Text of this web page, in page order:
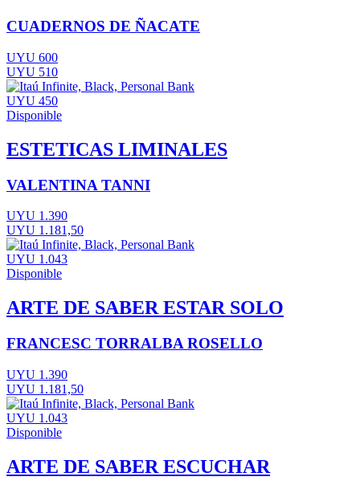
CUADERNOS DE ÑACATE
UYU 600
UYU 510
UYU 450
Disponible
ESTETICAS LIMINALES
VALENTINA TANNI
UYU 1.390
UYU 1.181,50
UYU 1.043
Disponible
ARTE DE SABER ESTAR SOLO
FRANCESC TORRALBA ROSELLO
UYU 1.390
UYU 1.181,50
UYU 1.043
Disponible
ARTE DE SABER ESCUCHAR